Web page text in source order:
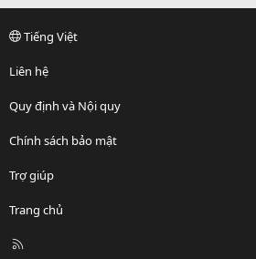
Tiếng Việt
Liên hệ
Quy định và Nội quy
Chính sách bảo mật
Trợ giúp
Trang chủ
R